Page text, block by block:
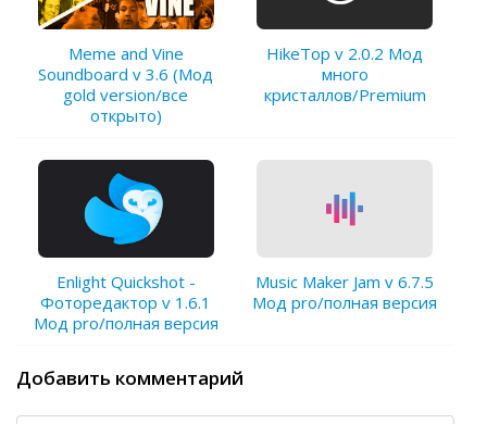
Meme and Vine
Soundboard v 3.6 (Мод
gold version/все
открыто)
HikeTop v 2.0.2 Мод
много
кристаллов/Premium
Enlight Quickshot -
Фоторедактор v 1.6.1
Мод pro/полная версия
Music Maker Jam v 6.7.5
Мод pro/полная версия
Добавить комментарий